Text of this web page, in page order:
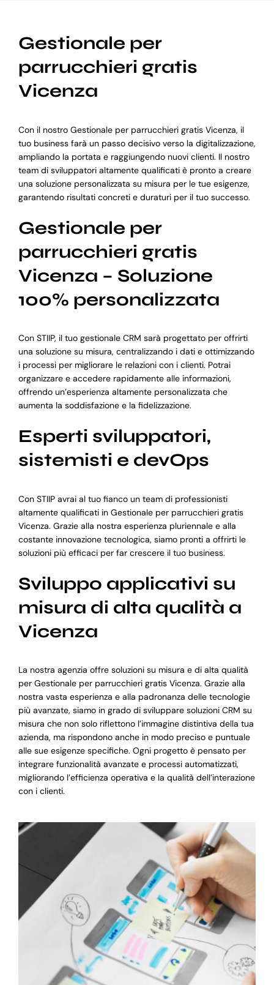
Gestionale per
parrucchieri gratis
Vicenza
Con il nostro Gestionale per parrucchieri gratis Vicenza, il
tuo business farà un passo decisivo verso la digitalizzazione,
ampliando la portata e raggiungendo nuovi clienti. Il nostro
team di sviluppatori altamente qualificati è pronto a creare
una soluzione personalizzata su misura per le tue esigenze,
garantendo risultati concreti e duraturi per il tuo successo.
Gestionale per
parrucchieri gratis
Vicenza – Soluzione
100% personalizzata
Con STIIP, il tuo gestionale CRM sarà progettato per offrirti
una soluzione su misura, centralizzando i dati e ottimizzando
i processi per migliorare le relazioni con i clienti. Potrai
organizzare e accedere rapidamente alle informazioni,
offrendo un’esperienza altamente personalizzata che
aumenta la soddisfazione e la fidelizzazione.
Esperti sviluppatori,
sistemisti e devOps
Con STIIP avrai al tuo fianco un team di professionisti
altamente qualificati in Gestionale per parrucchieri gratis
Vicenza. Grazie alla nostra esperienza pluriennale e alla
costante innovazione tecnologica, siamo pronti a offrirti le
soluzioni più efficaci per far crescere il tuo business.
Sviluppo applicativi su
misura di alta qualità a
Vicenza
La nostra agenzia offre soluzioni su misura e di alta qualità
per Gestionale per parrucchieri gratis Vicenza. Grazie alla
nostra vasta esperienza e alla padronanza delle tecnologie
più avanzate, siamo in grado di sviluppare soluzioni CRM su
misura che non solo riflettono l’immagine distintiva della tua
azienda, ma rispondono anche in modo preciso e puntuale
alle sue esigenze specifiche. Ogni progetto è pensato per
integrare funzionalità avanzate e processi automatizzati,
migliorando l’efficienza operativa e la qualità dell’interazione
con i clienti.